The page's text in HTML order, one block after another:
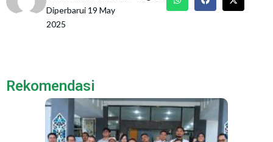
Diperbarui 19 May
2025
Rekomendasi